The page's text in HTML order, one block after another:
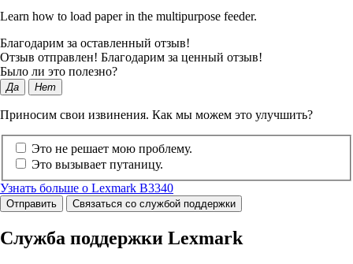
Learn how to load paper in the multipurpose feeder.
Благодарим за оставленный отзыв!
Отзыв отправлен! Благодарим за ценный отзыв!
Было ли это полезно?
Да Нет
Приносим свои извинения. Как мы можем это улучшить?
Это не решает мою проблему.
Это вызывает путаницу.
Узнать больше о Lexmark B3340
Отправить Связаться со службой поддержки
Служба поддержки Lexmark